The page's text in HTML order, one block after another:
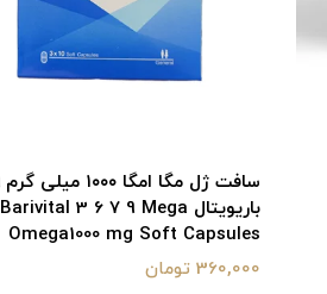
باریویتال Barivital 3 6 7 9 Mega
Omega1000 mg Soft Capsules
360,000 تومان